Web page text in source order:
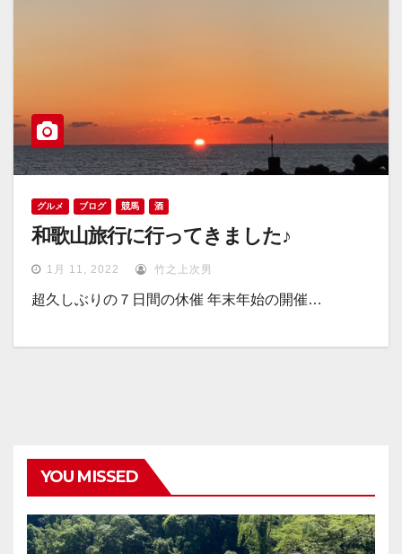
グルメ ブログ 競馬 酒
和歌山旅行に行ってきました♪
1月 11, 2022 竹之上次男
超久しぶりの７日間の休催 年末年始の開催…
YOU MISSED